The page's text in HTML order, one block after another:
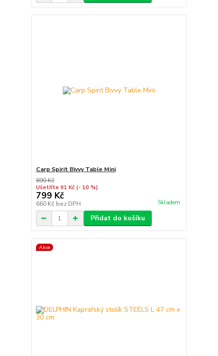
Carp Spirit Bivvy Table Mini
890 Kč
Ušetříte 91 Kč (- 10 %)
799 Kč
660 Kč bez DPH Skladem
Přidat do košíku
Akce